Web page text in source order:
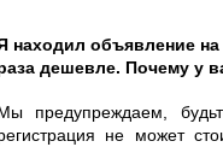
находил объявление на
дешевле. Почему у
предупреждаем,
не может